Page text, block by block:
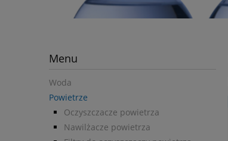
Menu
Woda
Powietrze
Oczyszczacze powietrza
Nawilżacze powietrza